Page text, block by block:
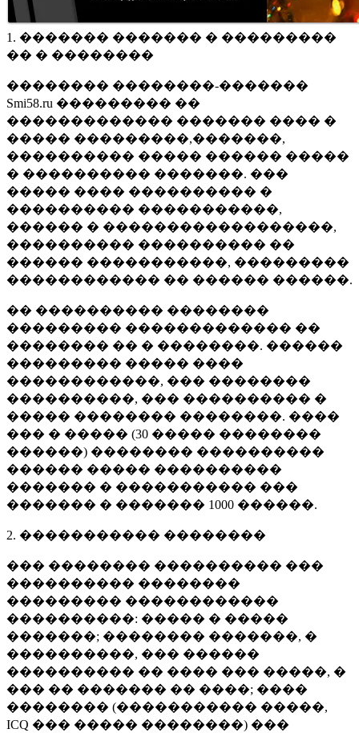
1. ������� ������� � ���������
�� � ��������
�������� ��������-�������
Smi58.ru ��������� ��
������������� ������� ���� �
����� ���������,�������,
���������� ����� ������ �����
� ���������� �������. ���
����� ���� ���������� �
���������� �����������,
������ � ������������������,
���������� ���������� ��
������ �����������, ���������
������������ �� ������ ������.
�� ���������� ��������
��������� ������������� ��
�������� �� � ��������. ������
��������� ����� ����
������������, ��� ��������
����������, ��� ���������� �
����� �������� ��������. ����
��� � ����� (30 ����� ��������
������) �������� ����������
������ ����� ����������
������� � ����������� ���
������� � ������� 1000 ������.
2. ����������� ��������
��� �������� ���������� ���
���������� ��������
��������� ������������
����������: ����� � �����
�������; �������� �������, �
����������, ��� ������
���������� �� ���� ��� �����, �
��� �� ������� �� ����; ����
�������� (����������� �����,
ICQ ��� ����� ��������) ���